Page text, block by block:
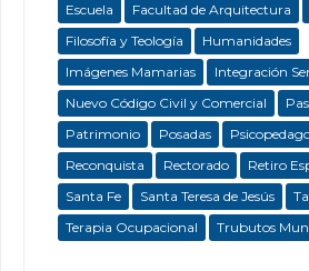
Escuela
Facultad de Arquitectura
Filosofía y Teología
Humanidades
Imágenes Mamarias
Integración
Nuevo Código Civil y Comercial
Patrimonio
Posadas
Reconquista
Rectorado
Retiro
Santa Fe
Santa Teresa de Jesús
Terapia Ocupacional
Trubutos